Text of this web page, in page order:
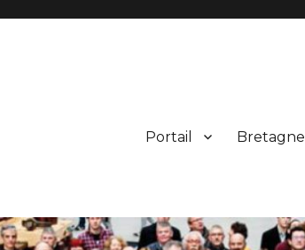
Portail Bretagne